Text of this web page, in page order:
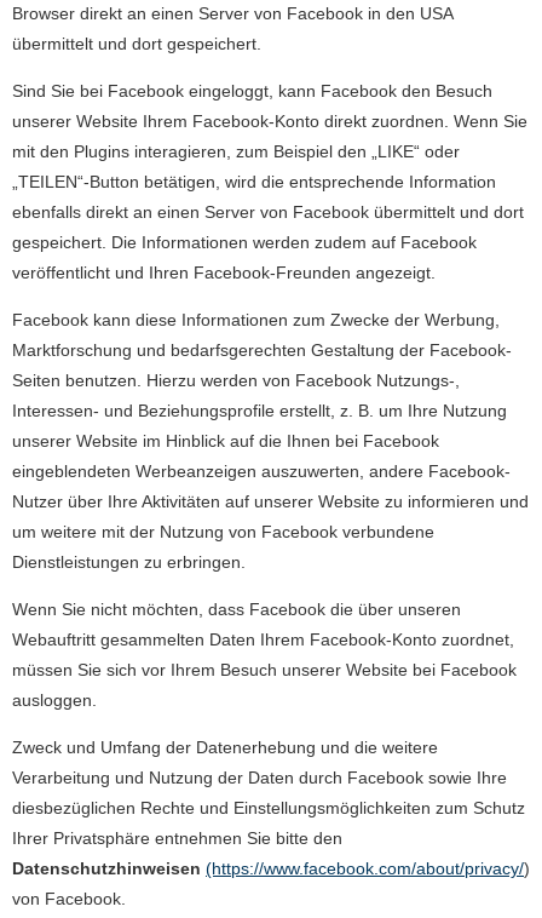
Browser direkt an einen Server von Facebook in den USA
übermittelt und dort gespeichert.
Sind Sie bei Facebook eingeloggt, kann Facebook den Besuch
unserer Website Ihrem Facebook-Konto direkt zuordnen. Wenn Sie
mit den Plugins interagieren, zum Beispiel den „LIKE“ oder
„TEILEN“-Button betätigen, wird die entsprechende Information
ebenfalls direkt an einen Server von Facebook übermittelt und dort
gespeichert. Die Informationen werden zudem auf Facebook
veröffentlicht und Ihren Facebook-Freunden angezeigt.
Facebook kann diese Informationen zum Zwecke der Werbung,
Marktforschung und bedarfsgerechten Gestaltung der Facebook-
Seiten benutzen. Hierzu werden von Facebook Nutzungs-,
Interessen- und Beziehungsprofile erstellt, z. B. um Ihre Nutzung
unserer Website im Hinblick auf die Ihnen bei Facebook
eingeblendeten Werbeanzeigen auszuwerten, andere Facebook-
Nutzer über Ihre Aktivitäten auf unserer Website zu informieren und
um weitere mit der Nutzung von Facebook verbundene
Dienstleistungen zu erbringen.
Wenn Sie nicht möchten, dass Facebook die über unseren
Webauftritt gesammelten Daten Ihrem Facebook-Konto zuordnet,
müssen Sie sich vor Ihrem Besuch unserer Website bei Facebook
ausloggen.
Zweck und Umfang der Datenerhebung und die weitere
Verarbeitung und Nutzung der Daten durch Facebook sowie Ihre
diesbezüglichen Rechte und Einstellungsmöglichkeiten zum Schutz
Ihrer Privatsphäre entnehmen Sie bitte den
Datenschutzhinweisen (https://www.facebook.com/about/privacy/)
von Facebook.